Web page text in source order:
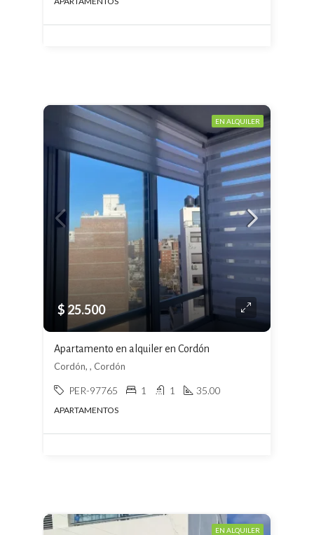
EN ALQUILER
$ 25.500
Apartamento en alquiler en Cordón
Cordón, , Cordón
PER-97765 1 1 35.00
APARTAMENTOS
EN ALQUILER